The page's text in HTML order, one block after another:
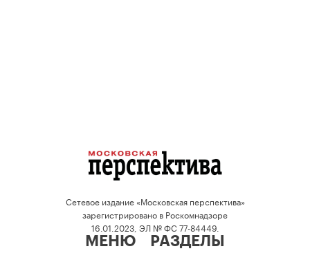
Сетевое издание «Московская перспектива»
зарегистрировано в Роскомнадзоре
16.01.2023, ЭЛ № ФС 77-84449.
МЕНЮ РАЗДЕЛЫ